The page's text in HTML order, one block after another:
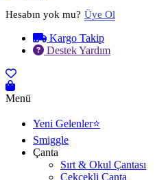
Hesabın yok mu? Üye Ol
Kargo Takip
Destek Yardım
Menü
Yeni Gelenler⭐
Smiggle
Çanta
Sırt & Okul Çantası
Çekçekli Çanta